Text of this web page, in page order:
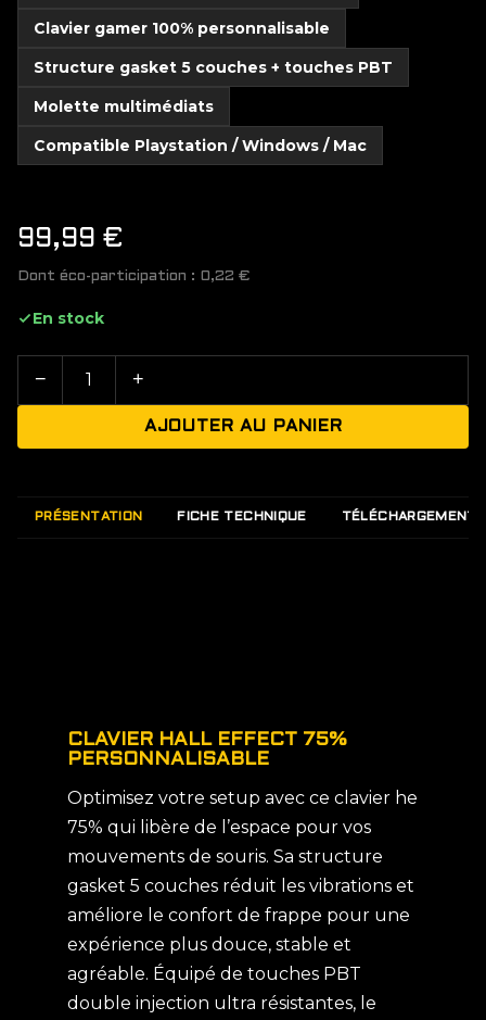
Clavier gamer 100% personnalisable
Structure gasket 5 couches + touches PBT
Molette multimédiats
Compatible Playstation / Windows / Mac
99,99 €
Dont éco-participation : 0,22 €
En stock
− +
AJOUTER AU PANIER
PRÉSENTATION FICHE TECHNIQUE TÉLÉCHARGEMENTS
CLAVIER HALL EFFECT 75%
PERSONNALISABLE
Optimisez votre setup avec ce clavier he
75% qui libère de l’espace pour vos
mouvements de souris. Sa structure
gasket 5 couches réduit les vibrations et
améliore le confort de frappe pour une
expérience plus douce, stable et
agréable. Équipé de touches PBT
double injection ultra résistantes, le